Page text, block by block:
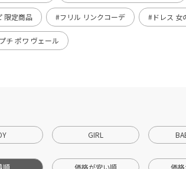
限定商品 #フリル リンクコーデ #ドレス 女
チ ポワ ヴェール
GIRL
順 価格が安い順 価